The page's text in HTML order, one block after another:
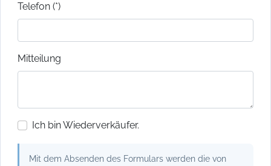
Telefon (*)
Mitteilung
Ich bin Wiederverkäufer.
Mit dem Absenden des Formulars werden die von